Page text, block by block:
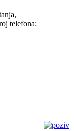
telefona: